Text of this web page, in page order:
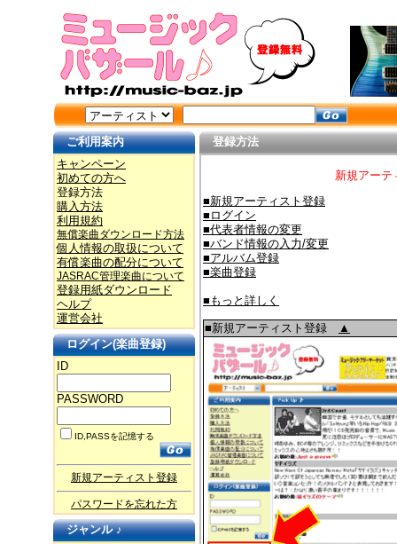
ご利用案内
キャンペーン
初めての方へ
登録方法
購入方法
利用規約
無償楽曲ダウンロード方法
個人情報の取扱について
有償楽曲の配分について
JASRAC管理楽曲について
登録用紙ダウンロード
ヘルプ
運営会社
ログイン(楽曲登録)
ID
PASSWORD
ID,PASSを記憶する
新規アーティスト登録
パスワードを忘れた方
ジャンル ♪
登録方法
新規アーテ
■新規アーティスト登録
■ログイン
■代表者情報の変更
■バンド情報の入力/変更
■アルバム登録
■楽曲登録
■もっと詳しく
■新規アーティスト登録 ▲